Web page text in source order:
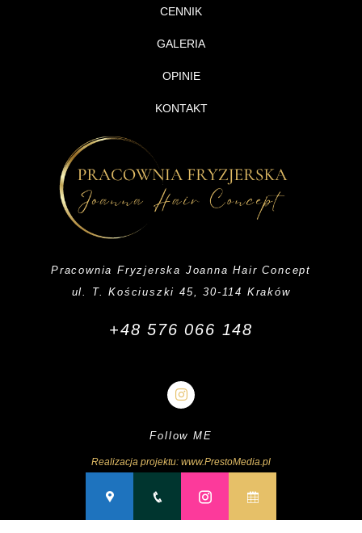
CENNIK
GALERIA
OPINIE
KONTAKT
Pracownia Fryzjerska Joanna Hair Concept
ul. T. Kościuszki 45, 30-114 Kraków
+48 576 066 148
Follow ME
Realizacja projektu: www.PrestoMedia.pl